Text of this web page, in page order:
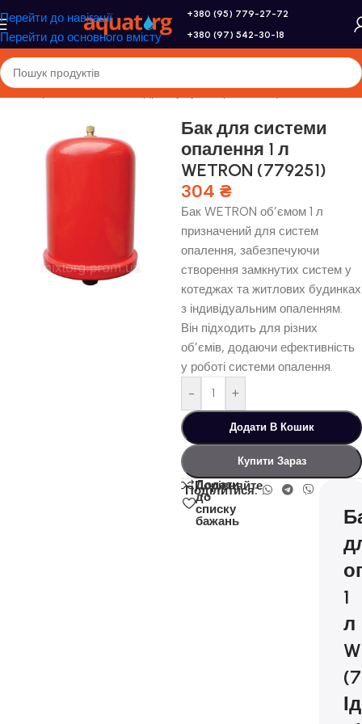
Перейти до навігації
Перейти до основного вмісту
+380 (95) 779-27-72
+380 (97) 542-30-18
Розширювальні бачки і гідроакумулятори/Розширювальні бачки
Бак для системи
опалення 1 л
WETRON (779251)
304 ₴
Бак WETRON об’ємом 1 л
призначений для систем
опалення, забезпечуючи
створення замкнутих систем у
котеджах та житлових будинках
з індивідуальним опаленням.
Він підходить для різних
об’ємів, додаючи ефективність
у роботі системи опалення.
-
+
Додати В Кошик
Купити Зараз
Порівняйте
Додати
до
списку
бажань
Поділитися:
1
л